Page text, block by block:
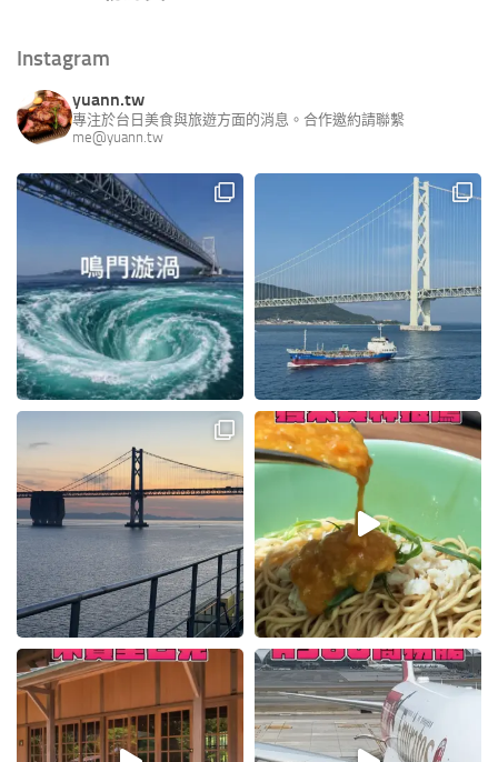
Instagram
yuann.tw
專注於台日美食與旅遊方面的消息。合作邀約請聯繫
me@yuann.tw